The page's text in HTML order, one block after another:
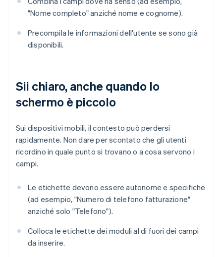
"Nome completo" anziché nome e cognome).
Precompila le informazioni dell'utente se sono già
disponibili.
Sii chiaro, anche quando lo
schermo è piccolo
Sui dispositivi mobili, il contesto può perdersi
rapidamente. Non dare per scontato che gli utenti
ricordino in quale punto si trovano o a cosa servono i
campi.
Le etichette devono essere autonome e specifiche
(ad esempio, "Numero di telefono fatturazione"
anziché solo "Telefono").
Colloca le etichette dei moduli al di fuori dei campi
da inserire.